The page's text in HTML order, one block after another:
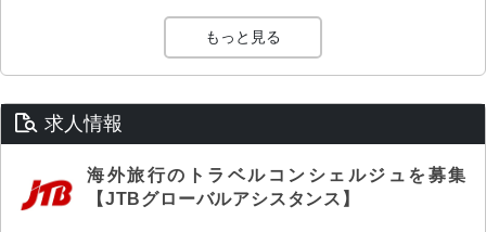
もっと見る
求人情報
海外旅行のトラベルコンシェルジュを募集
【JTBグローバルアシスタンス】